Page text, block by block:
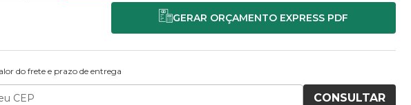
do frete e prazo de entrega
CONSULTAR